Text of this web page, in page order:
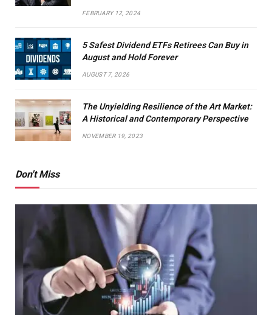
FEBRUARY 12, 2024
5 Safest Dividend ETFs Retirees Can Buy in
August and Hold Forever
AUGUST 7, 2026
The Unyielding Resilience of the Art Market:
A Historical and Contemporary Perspective
NOVEMBER 19, 2023
Don't Miss